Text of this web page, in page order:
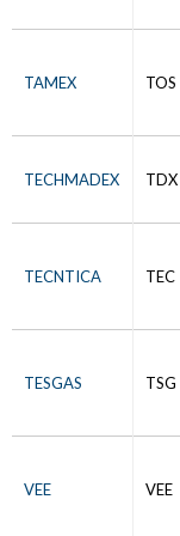
TAMEX TOS
TECHMADEX TDX
TECNTICA TEC
TESGAS TSG
VEE VEE